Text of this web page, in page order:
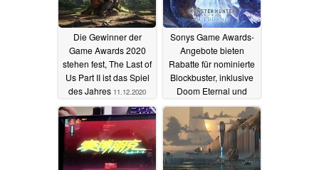
Die Gewinner der
Game Awards 2020
stehen fest, The Last of
Us Part II ist das Spiel
des Jahres 11.12.2020
Sonys Game Awards-
Angebote bieten
Rabatte für nominierte
Blockbuster, inklusive
Doom Eternal und
Watch Dogs Legion
10.12.2020